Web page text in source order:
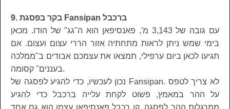
9. בקר בפסגת Fansipan ברכבל
עם גובה של 3,143 מ', פאנסיפאן הוא ה"גג" של הודו. מכאן
בימי שמש ניתן לראות מתחתיה אזור הררי עצום ועצום. אם
תגיעו לכאן ביום ערפילי, תמצאו את עצמכם אבודים ב"ממלכה
בעננים" קסומה.
נכון לעכשיו, כדי להגיע לפסגה של Fansipan. לא צריך לטפס
על ההר במאמץ, פשוט לקחת עלייה ברכבל כדי להגיע